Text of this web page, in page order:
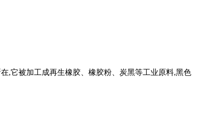
,它被加工成再生橡胶、橡胶粉、炭黑等工业原料,黑色